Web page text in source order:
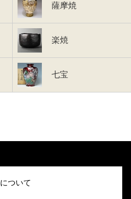
薩摩焼
楽焼
七宝
ついて